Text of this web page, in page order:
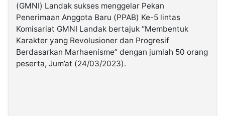
Kabarbaru.co
2026
(GMNI) Landak sukses menggelar Pekan
Penerimaan Anggota Baru (PPAB) Ke-5 lintas
Komisariat GMNI Landak bertajuk “Membentuk
Karakter yang Revolusioner dan Progresif
Berdasarkan Marhaenisme” dengan jumlah 50 orang
peserta, Jum’at (24/03/2023).